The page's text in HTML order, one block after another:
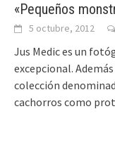
«Pequeños
5 octubre, 2012
Jus Medic es un
excepcional.
colección
cachorros como